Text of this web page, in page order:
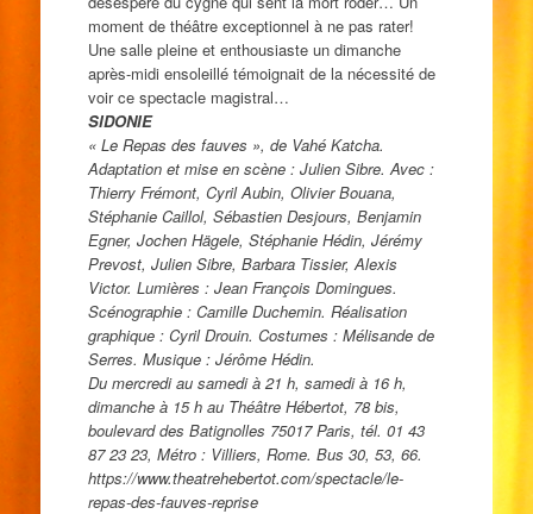
moment de théâtre exceptionnel à ne pas rater!
Une salle pleine et enthousiaste un dimanche
après-midi ensoleillé témoignait de la nécessité de
voir ce spectacle magistral…
SIDONIE
« Le Repas des fauves », de Vahé Katcha.
Adaptation et mise en scène : Julien Sibre. Avec :
Thierry Frémont, Cyril Aubin, Olivier Bouana,
Stéphanie Caillol, Sébastien Desjours, Benjamin
Egner, Jochen Hägele, Stéphanie Hédin, Jérémy
Prevost, Julien Sibre, Barbara Tissier, Alexis
Victor. Lumières : Jean François Domingues.
Scénographie : Camille Duchemin. Réalisation
graphique : Cyril Drouin. Costumes : Mélisande de
Serres. Musique : Jérôme Hédin.
Du mercredi au samedi à 21 h, samedi à 16 h,
dimanche à 15 h au Théâtre Hébertot, 78 bis,
boulevard des Batignolles 75017 Paris, tél. 01 43
87 23 23, Métro : Villiers, Rome. Bus 30, 53, 66.
https://www.theatrehebertot.com/spectacle/le-
repas-des-fauves-reprise